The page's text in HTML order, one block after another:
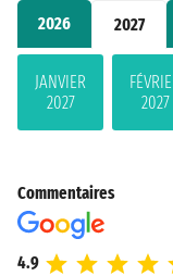
2026 2027
JANVIER
2027
2027
Commentaires
4.9